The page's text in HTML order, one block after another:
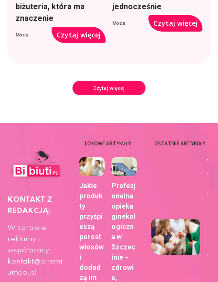
biżuteria, która ma
znaczenie
Moda Czytaj więcej
jednocześnie
Moda Czytaj więcej
Czytaj więcej
KONTAKT Z
REDAKCJĄ:
W sprawie
reklamy i
współpracy:
kontakt@premi
umeo.pl
LOSOWE ARTYKUŁY
Jakie
produk
ty
przyśpi
eszą
porost
włosów
i
dodad
zą im
Profesj
onalna
opieka
ginekol
ogiczn
a w
Szczec
inie –
zdrowi
e,
OSTATNIE ARTYKUŁY
aj
a
dla